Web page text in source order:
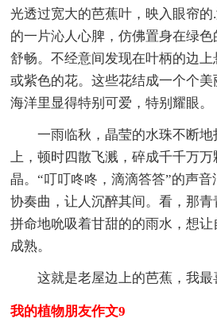
光透过宽大的芭蕉叶，映入眼帘
的一片沁人心脾，仿佛置身在绿
舒畅。不经意间发现在叶柄的边
或紫色的花。这些花结成一个个
海洋里显得特别可爱，特别耀眼。
一雨临秋，晶莹的水珠不断
上，顿时四散飞溅，碎成千千万
晶。“叮叮咚咚，滴滴答答”的声
协奏曲，让人沉醉其间。看，那
拼命地吮吸着甘甜的的雨水，想
成熟。
这就是老屋边上的芭蕉，我最
我的植物朋友作文9